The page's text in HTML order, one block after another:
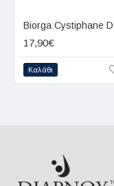
17,90€
Καλάθι